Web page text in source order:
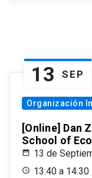
13 SEP
Organización
[Online] Dan
School of
13 de
13:40 a 14:30